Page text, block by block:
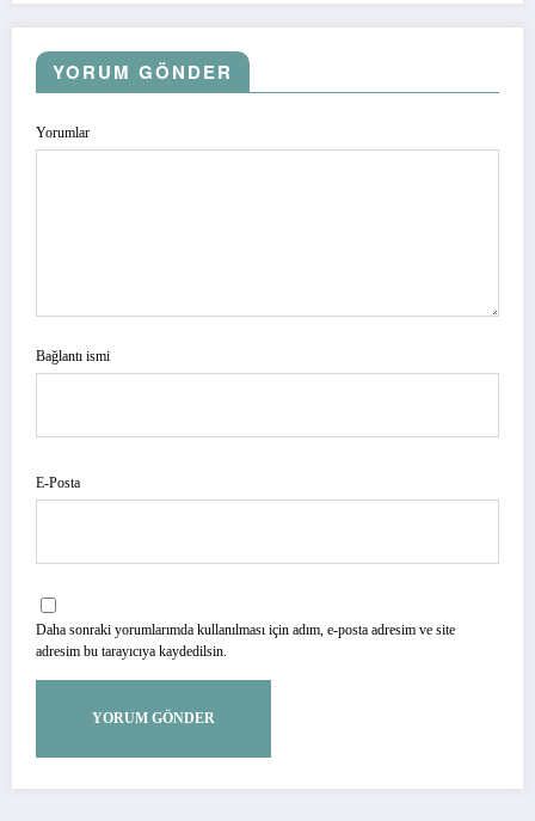
YORUM GÖNDER
Yorumlar
Bağlantı ismi
E-Posta
Daha sonraki yorumlarımda kullanılması için adım, e-posta adresim ve site
adresim bu tarayıcıya kaydedilsin.